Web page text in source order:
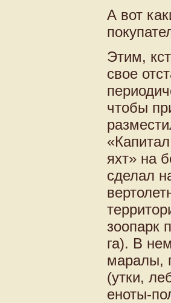
А вот
Этим,
свое
чтобы
яхт» на
сделал
зоопарк
га). В
маралы,
(утки,
еноты-